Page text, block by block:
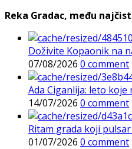
Reka Gradac, među
Doživite Kopaonik na
07/08/2026 0 comment
Ada Ciganlija: leto koje
14/07/2026 0 comment
Ritam grada koji pulsar
01/07/2026 0 comment